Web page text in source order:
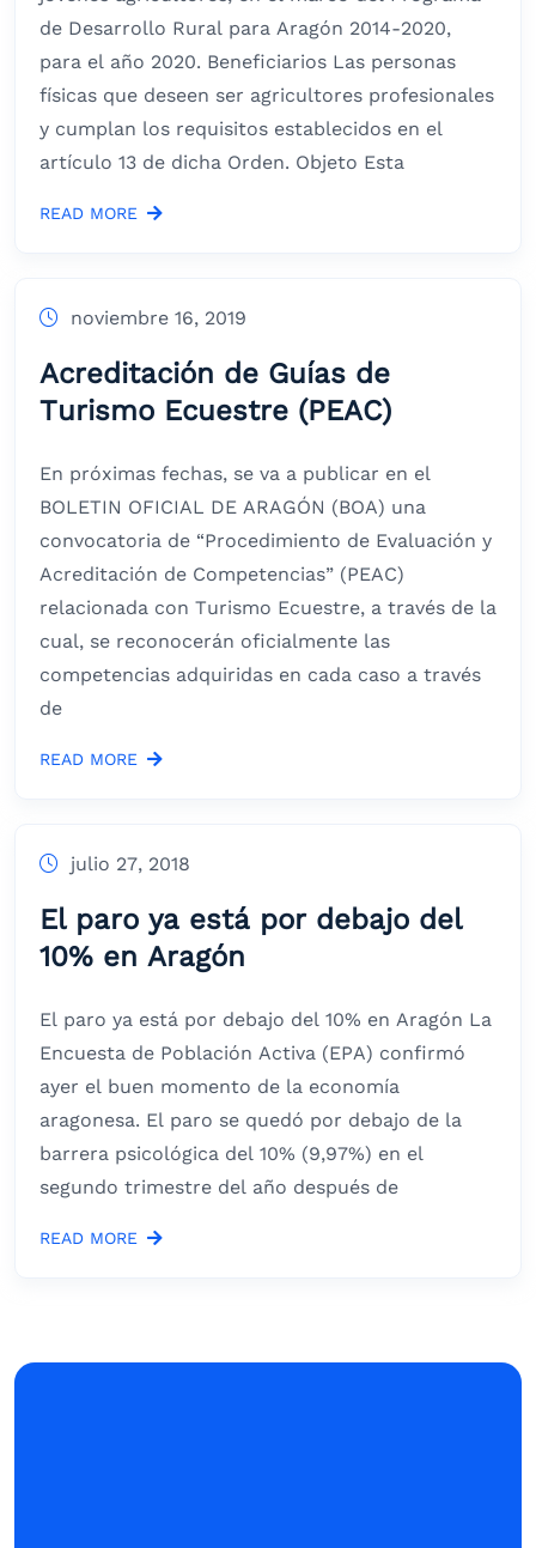
de Desarrollo Rural para Aragón 2014-2020,
para el año 2020. Beneficiarios Las personas
físicas que deseen ser agricultores profesionales
y cumplan los requisitos establecidos en el
artículo 13 de dicha Orden. Objeto Esta
READ MORE
noviembre 16, 2019
Acreditación de Guías de
Turismo Ecuestre (PEAC)
En próximas fechas, se va a publicar en el
BOLETIN OFICIAL DE ARAGÓN (BOA) una
convocatoria de “Procedimiento de Evaluación y
Acreditación de Competencias” (PEAC)
relacionada con Turismo Ecuestre, a través de la
cual, se reconocerán oficialmente las
competencias adquiridas en cada caso a través
de
READ MORE
julio 27, 2018
El paro ya está por debajo del
10% en Aragón
El paro ya está por debajo del 10% en Aragón La
Encuesta de Población Activa (EPA) confirmó
ayer el buen momento de la economía
aragonesa. El paro se quedó por debajo de la
barrera psicológica del 10% (9,97%) en el
segundo trimestre del año después de
READ MORE